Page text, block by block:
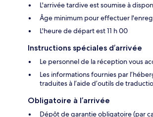
L'arrivée tardive est soumise à
Âge minimum pour effectuer
L'heure de départ est 11 h 00
Instructions spéciales d’arrivée
Le personnel de la réception vous
Les informations fournies par
traduites à l’aide d’outils de
Obligatoire à l’arrivée
Dépôt de garantie obligatoire (par